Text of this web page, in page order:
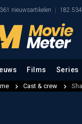
nieuwsartikelen
Films Series
Cast & crew